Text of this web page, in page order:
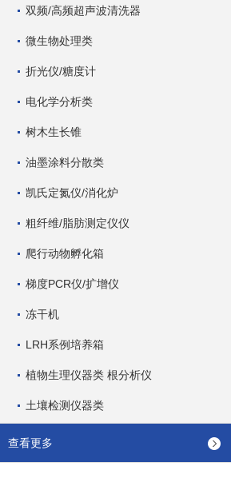
双频/高频超声波清洗器
微生物处理类
折光仪/糖度计
电化学分析类
树木生长锥
油墨涂料分散类
凯氏定氮仪/消化炉
粗纤维/脂肪测定仪仪
爬行动物孵化箱
梯度PCR仪/扩增仪
冻干机
LRH系例培养箱
植物生理仪器类 根分析仪
土壤检测仪器类
查看更多